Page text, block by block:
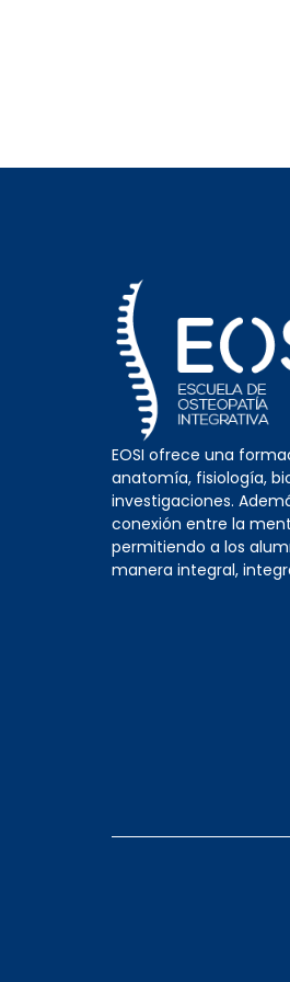
EOSI ofrece una
anatomía, fisiología,
investigaciones.
conexión entre la
permitiendo a los
manera integral,